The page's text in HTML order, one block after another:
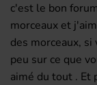
c'est le bon
morceaux et
des morceaux, si
peu sur ce que
aimé du tout . Et